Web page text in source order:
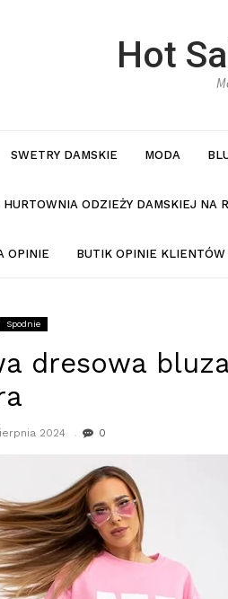
Hot
SWETRY DAMSKIE MODA
ODZIEŻY DAMSKIEJ NA
OPINIE BUTIK OPINIE
Spodnie
dresowa
2024 0